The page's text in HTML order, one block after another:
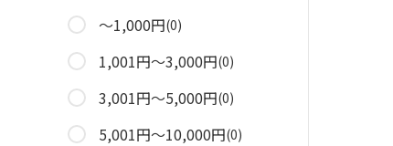
～1,000円(0)
1,001円～3,000円(0)
3,001円～5,000円(0)
5,001円～10,000円(0)